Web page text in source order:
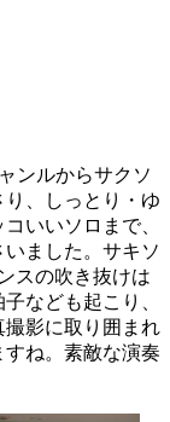
ンルからサクソ
、しっとり・ゆ
いいソロまで、
ました。サキソ
スの吹き抜けは
なども起こり、
影に取り囲まれ
ね。素敵な演奏